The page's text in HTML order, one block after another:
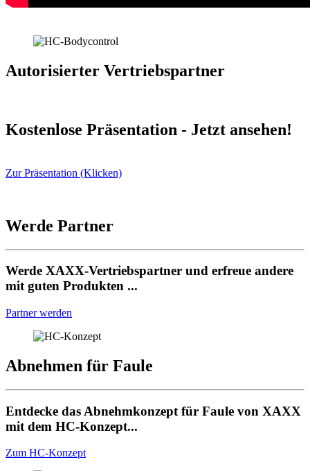
Autorisierter Vertriebspartner
Kostenlose Präsentation - Jetzt ansehen!
Zur Präsentation (Klicken)
Werde Partner
Werde XAXX-Vertriebspartner und erfreue andere
mit guten Produkten ...
Partner werden
Abnehmen für Faule
Entdecke das Abnehmkonzept für Faule von XAXX
mit dem HC-Konzept...
Zum HC-Konzept